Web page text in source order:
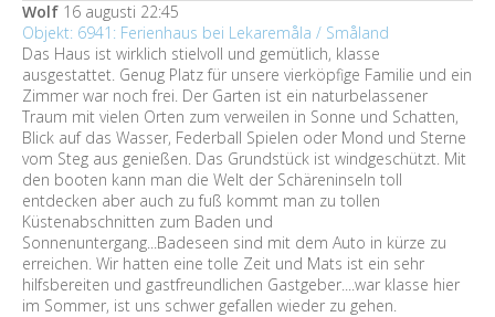
Wolf 16 augusti 22:45
Objekt: 6941: Ferienhaus bei Lekaremåla / Småland
Das Haus ist wirklich stielvoll und gemütlich, klasse
ausgestattet. Genug Platz für unsere vierköpfige Familie und ein
Zimmer war noch frei. Der Garten ist ein naturbelassener
Traum mit vielen Orten zum verweilen in Sonne und Schatten,
Blick auf das Wasser, Federball Spielen oder Mond und Sterne
vom Steg aus genießen. Das Grundstück ist windgeschützt. Mit
den booten kann man die Welt der Schäreninseln toll
entdecken aber auch zu fuß kommt man zu tollen
Küstenabschnitten zum Baden und
Sonnenuntergang...Badeseen sind mit dem Auto in kürze zu
erreichen. Wir hatten eine tolle Zeit und Mats ist ein sehr
hilfsbereiten und gastfreundlichen Gastgeber....war klasse hier
im Sommer, ist uns schwer gefallen wieder zu gehen.